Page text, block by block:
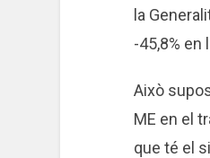
la
-45,8%
Això
ME en el
que té el